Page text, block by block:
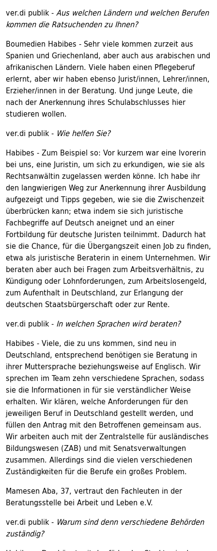
ver.di publik -Aus welchen Ländern und welchen Berufen
kommen die Ratsuchenden zu Ihnen?
Boumedien Habibes - Sehr viele kommen zurzeit aus
Spanien und Griechenland, aber auch aus arabischen und
afrikanischen Ländern. Viele haben einen Pflegeberuf
erlernt, aber wir haben ebenso Jurist/innen, Lehrer/innen,
Erzieher/innen in der Beratung. Und junge Leute, die
nach der Anerkennung ihres Schulabschlusses hier
studieren wollen.
ver.di publik - Wie helfen Sie?
Habibes - Zum Beispiel so: Vor kurzem war eine Ivorerin
bei uns, eine Juristin, um sich zu erkundigen, wie sie als
Rechtsanwältin zugelassen werden könne. Ich habe ihr
den langwierigen Weg zur Anerkennung ihrer Ausbildung
aufgezeigt und Tipps gegeben, wie sie die Zwischenzeit
überbrücken kann; etwa indem sie sich juristische
Fachbegriffe auf Deutsch aneignet und an einer
Fortbildung für deutsche Juristen teilnimmt. Dadurch hat
sie die Chance, für die Übergangszeit einen Job zu finden,
etwa als juristische Beraterin in einem Unternehmen. Wir
beraten aber auch bei Fragen zum Arbeitsverhältnis, zu
Kündigung oder Lohnforderungen, zum Arbeitslosengeld,
zum Aufenthalt in Deutschland, zur Erlangung der
deutschen Staatsbürgerschaft oder zur Rente.
ver.di publik - In welchen Sprachen wird beraten?
Habibes - Viele, die zu uns kommen, sind neu in
Deutschland, entsprechend benötigen sie Beratung in
ihrer Muttersprache beziehungsweise auf Englisch. Wir
sprechen im Team zehn verschiedene Sprachen, sodass
sie die Informationen in für sie verständlicher Weise
erhalten. Wir klären, welche Anforderungen für den
jeweiligen Beruf in Deutschland gestellt werden, und
füllen den Antrag mit den Betroffenen gemeinsam aus.
Wir arbeiten auch mit der Zentralstelle für ausländisches
Bildungswesen (ZAB) und mit Senatsverwaltungen
zusammen. Allerdings sind die vielen verschiedenen
Zuständigkeiten für die Berufe ein großes Problem.
Mamesen Aba, 37, vertraut den Fachleuten in der
Beratungsstelle bei Arbeit und Leben e.V.
ver.di publik - Warum sind denn verschiedene Behörden
zuständig?